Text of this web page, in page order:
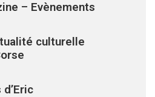
– Evènements
culturelle